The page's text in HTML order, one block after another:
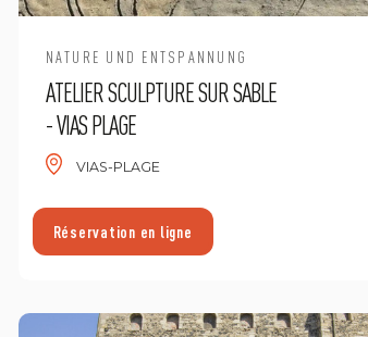
savoir plus
NATURE UND ENTSPANNUNG
ATELIER SCULPTURE SUR SABLE
- VIAS PLAGE
VIAS-PLAGE
Réservation en ligne